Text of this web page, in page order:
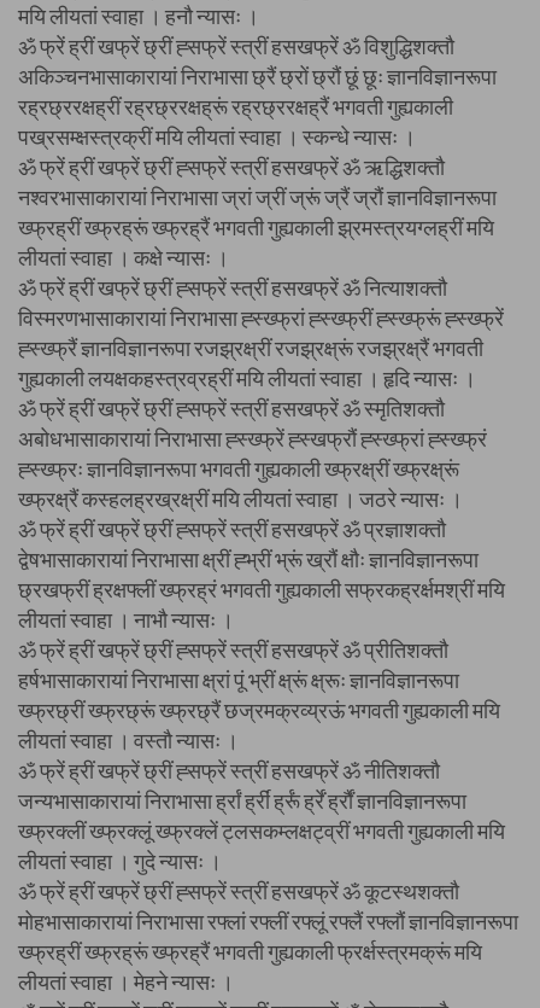
मयि लीयतां स्वाहा । हनौ न्यासः ।
ॐ फ्रें ह्रीं खफ्रें छ्रीं ह्सफ्रें स्त्रीं हसखफ्रें ॐ विशुद्धिशक्तौ
अकिञ्चनभासाकारायां निराभासा छ्रैं छ्रों छ्रौं छूं छूः ज्ञानविज्ञानरूपा
रह्रछ्ररक्षह्रीं रह्रछ्ररक्षह्रूं रह्रछ्ररक्षह्रैं भगवती गुह्यकाली
पख्रसम्क्षस्त्रक्रीं मयि लीयतां स्वाहा । स्कन्धे न्यासः ।
ॐ फ्रें ह्रीं खफ्रें छ्रीं ह्सफ्रें स्त्रीं हसखफ्रें ॐ ऋद्धिशक्तौ
नश्वरभासाकारायां निराभासा ज्रां ज्रीं ज्रूं ज्रैं ज्रौं ज्ञानविज्ञानरूपा
ख्फ्रह्रीं ख्फ्रह्रूं ख्फ्रह्रैं भगवती गुह्यकाली झ्रमस्त्रयग्लह्रीं मयि
लीयतां स्वाहा । कक्षे न्यासः ।
ॐ फ्रें ह्रीं खफ्रें छ्रीं ह्सफ्रें स्त्रीं हसखफ्रें ॐ नित्याशक्तौ
विस्मरणभासाकारायां निराभासा ह्स्ख्फ्रां ह्स्ख्फ्रीं ह्स्ख्फ्रूं ह्स्ख्फ्रें
ह्स्ख्फ्रैं ज्ञानविज्ञानरूपा रजझ्रक्ष्रीं रजझ्रक्ष्रूं रजझ्रक्ष्रैं भगवती
गुह्यकाली लयक्षकहस्त्रव्रह्रीं मयि लीयतां स्वाहा । हृदि न्यासः ।
ॐ फ्रें ह्रीं खफ्रें छ्रीं ह्सफ्रें स्त्रीं हसखफ्रें ॐ स्मृतिशक्तौ
अबोधभासाकारायां निराभासा ह्स्ख्फ्रें ह्स्खफ्रौं ह्स्ख्फ्रां ह्स्ख्फ्रं
ह्स्ख्फ्रः ज्ञानविज्ञानरूपा भगवती गुह्यकाली ख्फ्रक्ष्रीं ख्फ्रक्ष्रूं
ख्फ्रक्ष्रैं कस्हलह्रख्रक्ष्रीं मयि लीयतां स्वाहा । जठरे न्यासः ।
ॐ फ्रें ह्रीं खफ्रें छ्रीं ह्सफ्रें स्त्रीं हसखफ्रें ॐ प्रज्ञाशक्तौ
द्वेषभासाकारायां निराभासा क्ष्रीं ह्भ्रीं भ्रूं ख्रौं क्षौः ज्ञानविज्ञानरूपा
छ्रखफ्रीं ह्रक्षफ्लीं ख्फ्रह्रं भगवती गुह्यकाली सफ्रकह्रर्क्षमश्रीं मयि
लीयतां स्वाहा । नाभौ न्यासः ।
ॐ फ्रें ह्रीं खफ्रें छ्रीं ह्सफ्रें स्त्रीं हसखफ्रें ॐ प्रीतिशक्तौ
हर्षभासाकारायां निराभासा क्ष्रां पूं भ्रीं क्ष्रूं क्ष्रूः ज्ञानविज्ञानरूपा
ख्फ्रछ्रीं ख्फ्रछ्रूं ख्फ्रछ्रैं छज्रमक्रव्य्रऊं भगवती गुह्यकाली मयि
लीयतां स्वाहा । वस्तौ न्यासः ।
ॐ फ्रें ह्रीं खफ्रें छ्रीं ह्सफ्रें स्त्रीं हसखफ्रें ॐ नीतिशक्तौ
जन्यभासाकारायां निराभासा र्ह्रां र्ह्रीं र्ह्रूं र्ह्रें र्ह्रौं ज्ञानविज्ञानरूपा
ख्फ्रक्लीं ख्फ्रक्लूं ख्फ्रक्लें ट्लसकम्लक्षट्व्रीं भगवती गुह्यकाली मयि
लीयतां स्वाहा । गुदे न्यासः ।
ॐ फ्रें ह्रीं खफ्रें छ्रीं ह्सफ्रें स्त्रीं हसखफ्रें ॐ कूटस्थशक्तौ
मोहभासाकारायां निराभासा रफ्लां रफ्लीं रफ्लूं रफ्लैं रफ्लौं ज्ञानविज्ञानरूपा
ख्फ्रह्रीं ख्फ्रह्रूं ख्फ्रह्रैं भगवती गुह्यकाली फ्रर्क्षस्त्रमक्रूं मयि
लीयतां स्वाहा । मेहने न्यासः ।